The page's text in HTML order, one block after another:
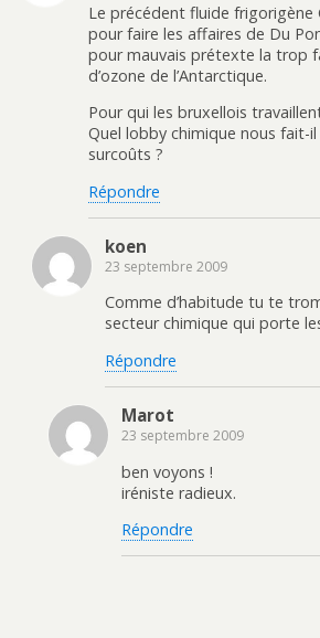
Le précédent fluide frigorigène
pour faire les affaires de Du
pour mauvais prétexte la trop
d’ozone de l’Antarctique.
Pour qui les bruxellois
Quel lobby chimique nous fait-
surcoûts ?
Répondre
koen
23 septembre 2009
Comme d’habitude tu te
secteur chimique qui porte
Répondre
Marot
23 septembre 2009
ben voyons !
iréniste radieux.
Répondre